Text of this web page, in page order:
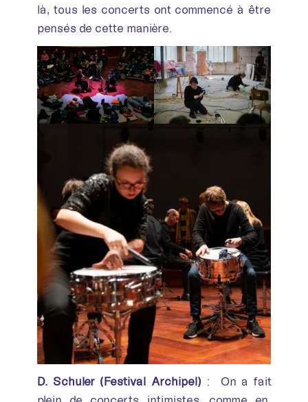
là, tous les concerts ont commencé à être
pensés de cette manière.
D. Schuler (Festival Archipel) : On a fait